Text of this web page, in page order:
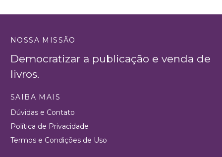
NOSSA MISSÃO
Democratizar a publicação e venda de
livros.
SAIBA MAIS
Dúvidas e Contato
Política de Privacidade
Termos e Condições de Uso